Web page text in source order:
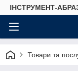
ІНСТРУМЕНТ-
Товари та